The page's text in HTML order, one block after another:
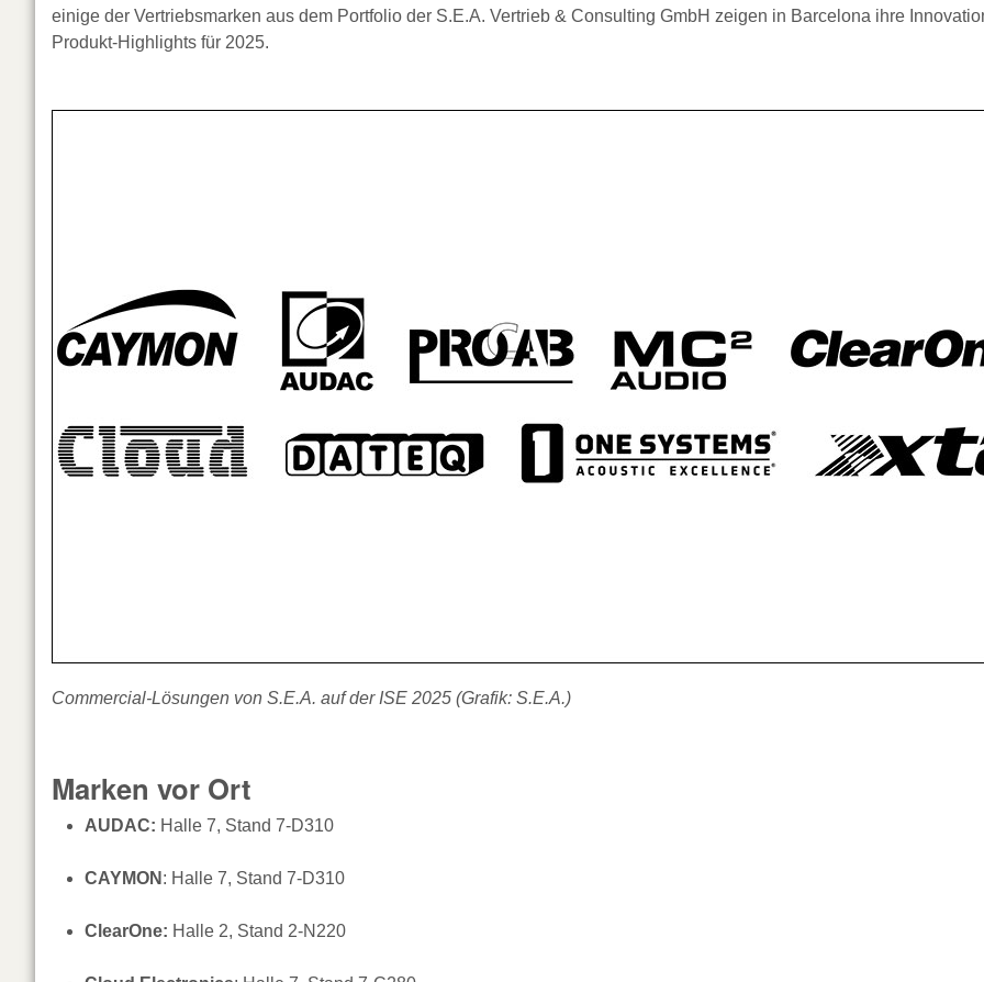
einige der Vertriebsmarken aus dem Portfolio der S.E.A. Vertrieb & Consulting GmbH zeigen in Barcelona ihre
Produkt-Highlights für 2025.
Commercial-Lösungen von S.E.A. auf der ISE 2025 (Grafik: S.E.A.)
Marken vor Ort
AUDAC: Halle 7, Stand 7-D310
CAYMON : Halle 7, Stand 7-D310
ClearOne: Halle 2, Stand 2-N220